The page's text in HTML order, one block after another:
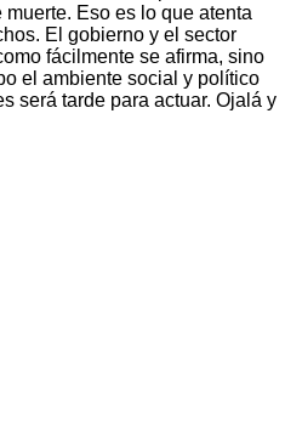
Eso es lo que atenta
El gobierno y el sector
fácilmente se afirma, sino
el ambiente social y político
será tarde para actuar. Ojalá y